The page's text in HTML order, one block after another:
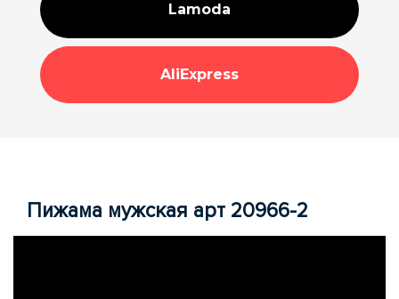
Lamoda
AliExpress
Пижама мужская арт 20966-2